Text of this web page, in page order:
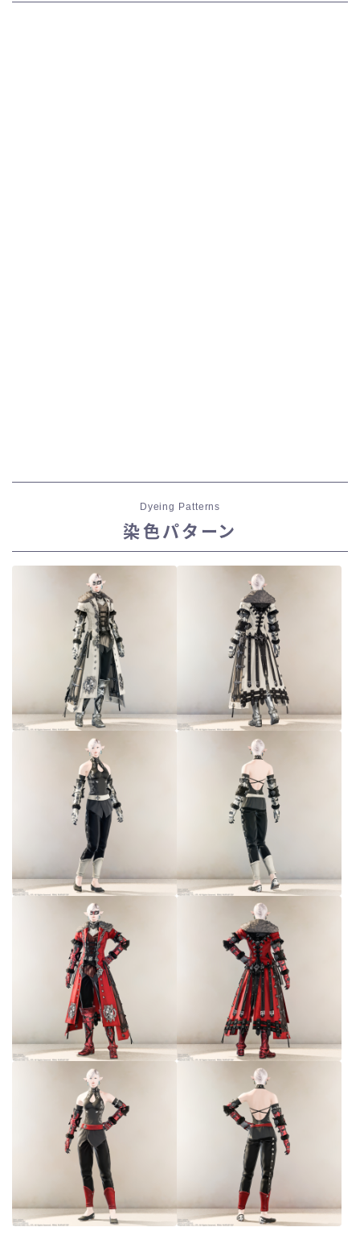
Dyeing Patterns
染色パターン